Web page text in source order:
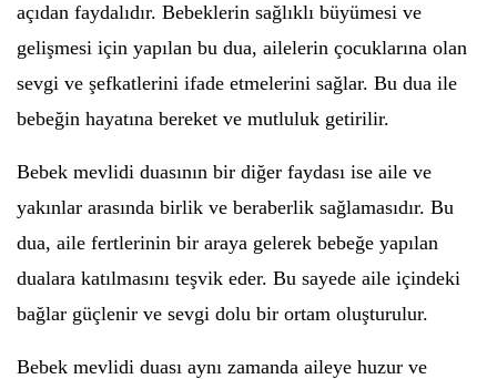
açıdan faydalıdır. Bebeklerin sağlıklı büyümesi ve
gelişmesi için yapılan bu dua, ailelerin çocuklarına olan
sevgi ve şefkatlerini ifade etmelerini sağlar. Bu dua ile
bebeğin hayatına bereket ve mutluluk getirilir.
Bebek mevlidi duasının bir diğer faydası ise aile ve
yakınlar arasında birlik ve beraberlik sağlamasıdır. Bu
dua, aile fertlerinin bir araya gelerek bebeğe yapılan
dualara katılmasını teşvik eder. Bu sayede aile içindeki
bağlar güçlenir ve sevgi dolu bir ortam oluşturulur.
Bebek mevlidi duası aynı zamanda aileye huzur ve